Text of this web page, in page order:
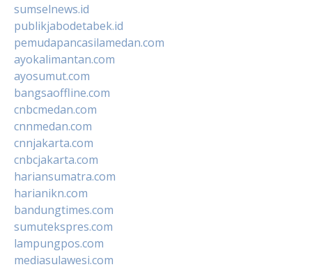
sumselnews.id
publikjabodetabek.id
pemudapancasilamedan.com
ayokalimantan.com
ayosumut.com
bangsaoffline.com
cnbcmedan.com
cnnmedan.com
cnnjakarta.com
cnbcjakarta.com
hariansumatra.com
harianikn.com
bandungtimes.com
sumutekspres.com
lampungpos.com
mediasulawesi.com